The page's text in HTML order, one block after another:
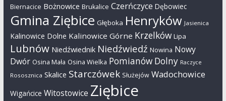
Biernacice Bożnowice Brukalice Czerńczyce Dębowiec
Gmina Ziębice Głęboka Henryków Jasienica
Kalinowice Dolne Kalinowice Górne Krzelków Lipa
Lubnów Niedźwiednik Niedźwiedź Nowina Nowy
Dwór Osina Mała Osina Wielka Pomianów Dolny Raczyce
Rososznica Skalice Starczówek Służejów Wadochowice
Wigańcice Witostowice Ziębice